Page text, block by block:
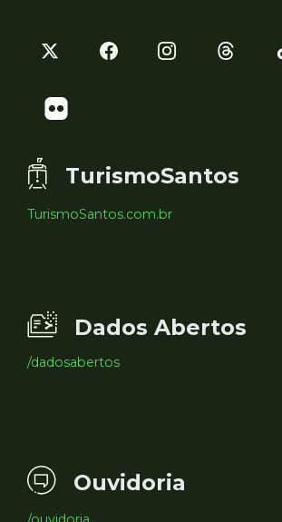
TurismoSantos
TurismoSantos.com.br
Dados Abertos
/dadosabertos
Ouvidoria